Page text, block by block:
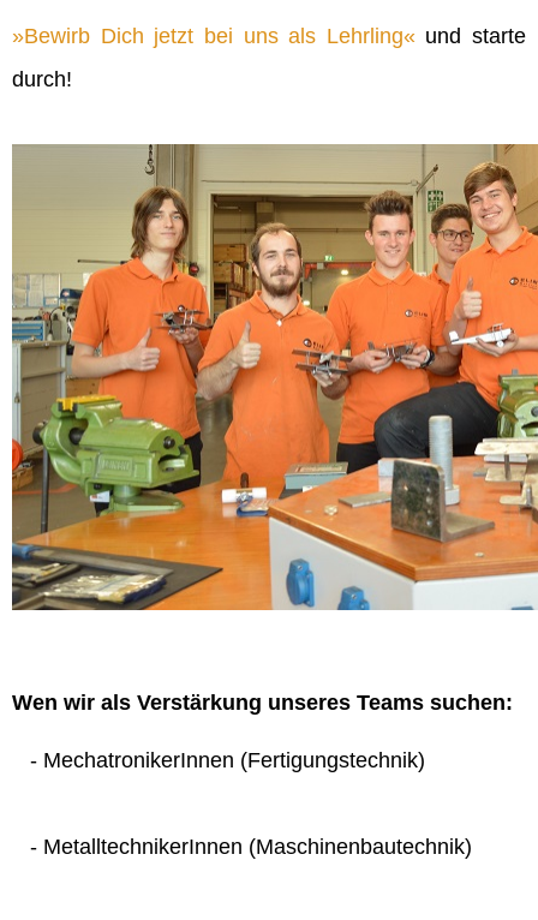
Bewirb Dich jetzt bei uns als Lehrling und starte
durch!
Wen wir als Verstärkung unseres Teams suchen:
- MechatronikerInnen (Fertigungstechnik)
- MetalltechnikerInnen (Maschinenbautechnik)